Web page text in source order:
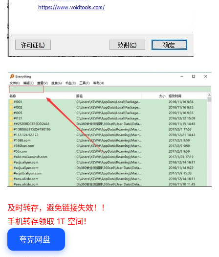
及时转存，避免链接失效！！
手机转存领取 1T 空间！
夸克网盘